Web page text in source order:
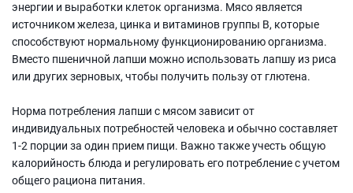
энергии и выработки клеток организма. Мясо является
источником железа, цинка и витаминов группы В, которые
способствуют нормальному функционированию организма.
Вместо пшеничной лапши можно использовать лапшу из риса
или других зерновых, чтобы получить пользу от глютена.
Норма потребления лапши с мясом зависит от
индивидуальных потребностей человека и обычно составляет
1-2 порции за один прием пищи. Важно также учесть общую
калорийность блюда и регулировать его потребление с учетом
общего рациона питания.